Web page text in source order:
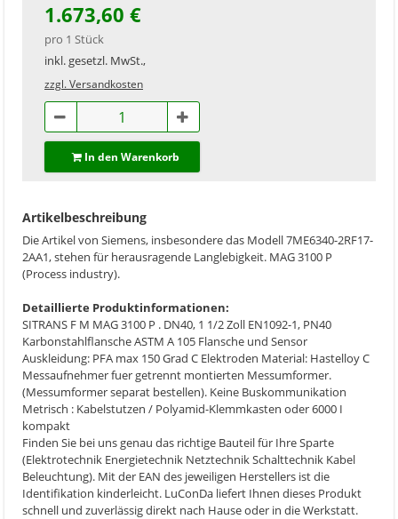
1.673,60 €
pro 1 Stück
inkl. gesetzl. MwSt.,
zzgl. Versandkosten
In den Warenkorb
Artikelbeschreibung
Die Artikel von Siemens, insbesondere das Modell 7ME6340-2RF17-
2AA1, stehen für herausragende Langlebigkeit. MAG 3100 P
(Process industry).
Detaillierte Produktinformationen:
SITRANS F M MAG 3100 P . DN40, 1 1/2 Zoll EN1092-1, PN40
Karbonstahlflansche ASTM A 105 Flansche und Sensor
Auskleidung: PFA max 150 Grad C Elektroden Material: Hastelloy C
Messaufnehmer fuer getrennt montierten Messumformer.
(Messumformer separat bestellen). Keine Buskommunikation
Metrisch : Kabelstutzen / Polyamid-Klemmkasten oder 6000 I
kompakt
Finden Sie bei uns genau das richtige Bauteil für Ihre Sparte
(Elektrotechnik Energietechnik Netztechnik Schalttechnik Kabel
Beleuchtung). Mit der EAN des jeweiligen Herstellers ist die
Identifikation kinderleicht. LuConDa liefert Ihnen dieses Produkt
schnell und zuverlässig direkt nach Hause oder in die Werkstatt.